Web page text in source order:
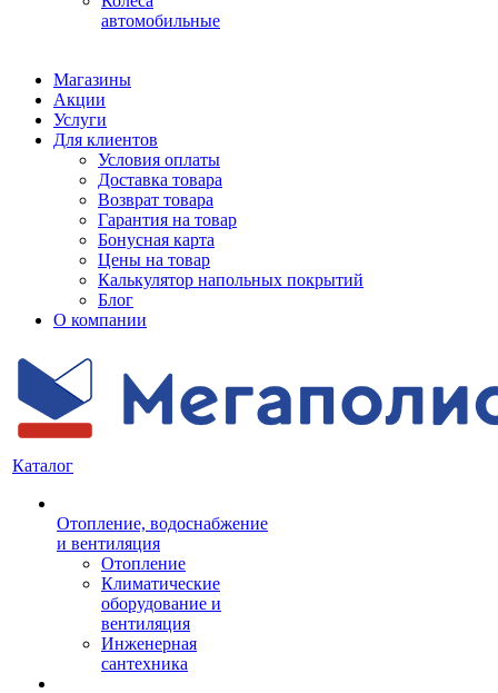
автомобильные
Магазины
Акции
Услуги
Для клиентов
Условия оплаты
Доставка товара
Возврат товара
Гарантия на товар
Бонусная карта
Цены на товар
Калькулятор напольных покрытий
Блог
О компании
Каталог
Отопление, водоснабжение
и вентиляция
Отопление
Климатические
оборудование и
вентиляция
Инженерная
сантехника